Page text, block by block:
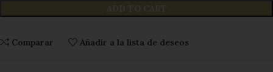
ADD TO CART
Comparar Añadir a la lista de deseos